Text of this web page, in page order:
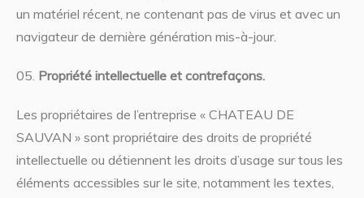
un matériel récent, ne contenant pas de virus et avec un
navigateur de dernière génération mis-à-jour.
Propriété intellectuelle et contrefaçons.
Les propriétaires de l’entreprise « CHATEAU DE
SAUVAN » sont propriétaire des droits de propriété
intellectuelle ou détiennent les droits d’usage sur tous les
éléments accessibles sur le site, notamment les textes,